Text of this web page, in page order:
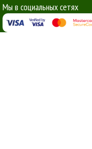
Мы в социальных сетях